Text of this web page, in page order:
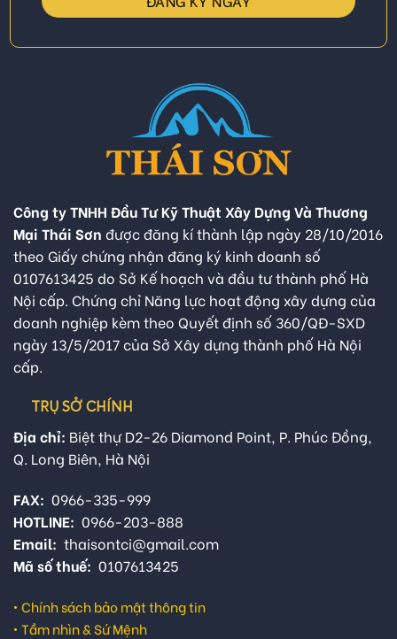
Công ty TNHH Đầu Tư Kỹ Thuật Xây Dựng Và Thương
Mại Thái Sơn được đăng kí thành lập ngày 28/10/2016
theo Giấy chứng nhận đăng ký kinh doanh số
0107613425 do Sở Kế hoạch và đầu tư thành phố Hà
Nội cấp. Chứng chỉ Năng lực hoạt động xây dựng của
doanh nghiệp kèm theo Quyết định số 360/QĐ-SXD
ngày 13/5/2017 của Sở Xây dựng thành phố Hà Nội
cấp.
TRỤ SỞ CHÍNH
Địa chỉ: Biệt thự D2-26 Diamond Point, P. Phúc Đồng,
Q. Long Biên, Hà Nội
FAX: 0966-335-999
HOTLINE: 0966-203-888
Email: thaisontci@gmail.com
Mã số thuế: 0107613425
• Chính sách bảo mật thông tin
• Tầm nhìn & Sứ Mệnh